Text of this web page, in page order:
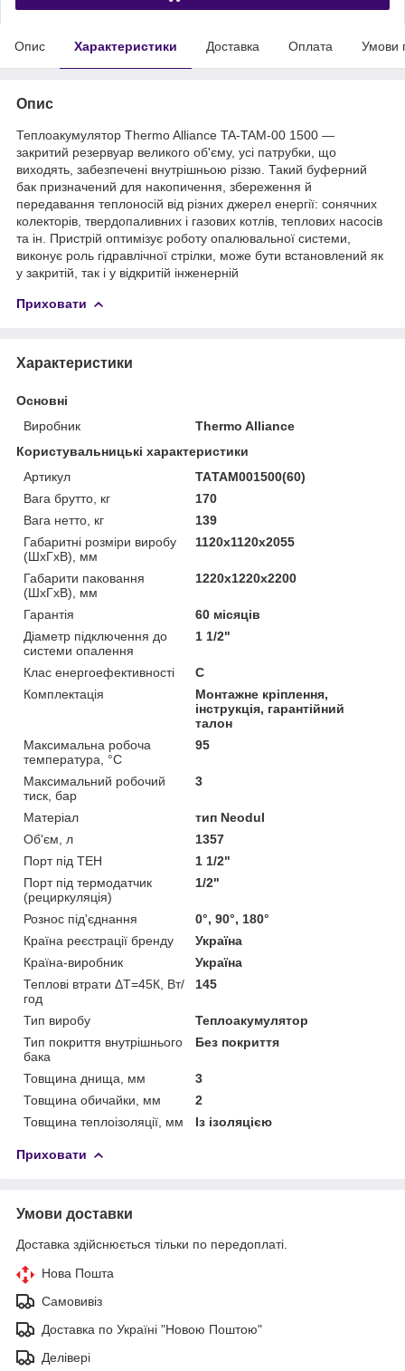
Опис Характеристики Доставка Оплата Умови
Опис
Теплоакумулятор Thermo Alliance TA-TAM-00 1500 —
закритий резервуар великого об'єму, усі патрубки, що
виходять, забезпечені внутрішньою різзю. Такий буферний
бак призначений для накопичення, збереження й
передавання теплоносій від різних джерел енергії: сонячних
колекторів, твердопаливних і газових котлів, теплових насосів
та ін. Пристрій оптимізує роботу опалювальної системи,
виконує роль гідравлічної стрілки, може бути встановлений як
у закритій, так і у відкритій інженерній
Приховати
Характеристики
Основні
Виробник
Thermo Alliance
Користувальницькі характеристики
Артикул
TAТАМ001500(60)
Вага брутто, кг
170
Вага нетто, кг
139
Габаритні розміри виробу
(ШхГхВ), мм
1120х1120х2055
Габарити паковання
(ШхГхВ), мм
1220х1220х2200
Гарантія
60 місяців
Діаметр підключення до
системи опалення
1 1/2"
Клас енергоефективності
C
Комплектація
Монтажне кріплення,
інструкція, гарантійний
талон
Максимальна робоча
температура, °C
95
Максимальний робочий
тиск, бар
3
Матеріал
тип Neodul
Об'єм, л
1357
Порт під ТЕН
1 1/2"
Порт під термодатчик
(рециркуляція)
1/2"
Рознос під'єднання
0°, 90°, 180°
Країна реєстрації бренду
Україна
Країна-виробник
Україна
Теплові втрати ΔT=45К, Вт/
год
145
Тип виробу
Теплоакумулятор
Тип покриття внутрішнього
бака
Без покриття
Товщина днища, мм
3
Товщина обичайки, мм
2
Товщина теплоізоляції, мм
Із ізоляцією
Приховати
Умови доставки
Доставка здійснюється тільки по передоплаті.
Нова Пошта
Самовивіз
Доставка по Україні "Новою Поштою"
Делівері